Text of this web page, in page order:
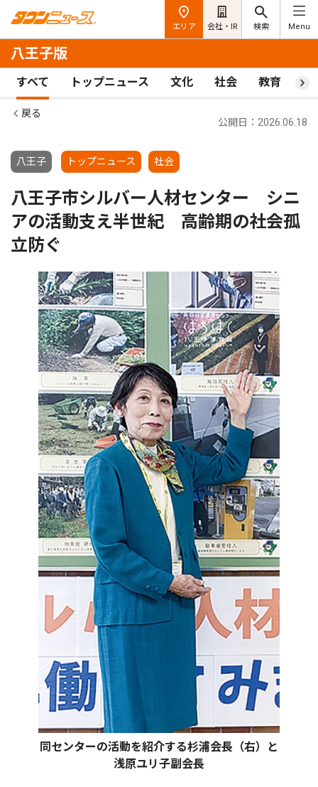
エリア 会社・IR 検索 Menu
八王子版
すべて トップニュース 文化 社会 教育 ス
戻る
八王子 トップニュース 社会
公開日：2026.06.18
八王子市シルバー人材センター シニ
アの活動支え半世紀 高齢期の社会孤
立防ぐ
同センターの活動を紹介する杉浦会長（右）と
浅原ユリ子副会長